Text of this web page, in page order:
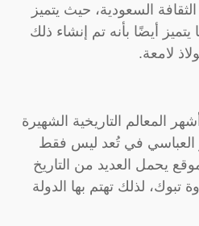
السعودية، حيث يتميز
أيضًا بأنه تم إنشاء ذلك
لامعة.
المعالم التاريخية الشهيرة
العباسي في تُعد ليس فقط
يحمل العديد من التاريخ
لذلك تهتم بها الدولة